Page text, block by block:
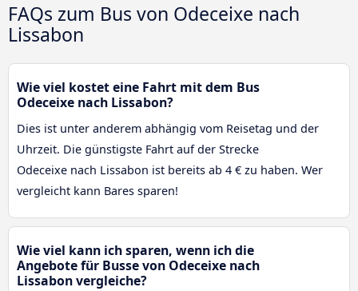
FAQs zum Bus von Odeceixe nach
Lissabon
Wie viel kostet eine Fahrt mit dem Bus
Odeceixe nach Lissabon?
Dies ist unter anderem abhängig vom Reisetag und der
Uhrzeit. Die günstigste Fahrt auf der Strecke
Odeceixe nach Lissabon ist bereits ab 4 € zu haben. Wer
vergleicht kann Bares sparen!
Wie viel kann ich sparen, wenn ich die
Angebote für Busse von Odeceixe nach
Lissabon vergleiche?